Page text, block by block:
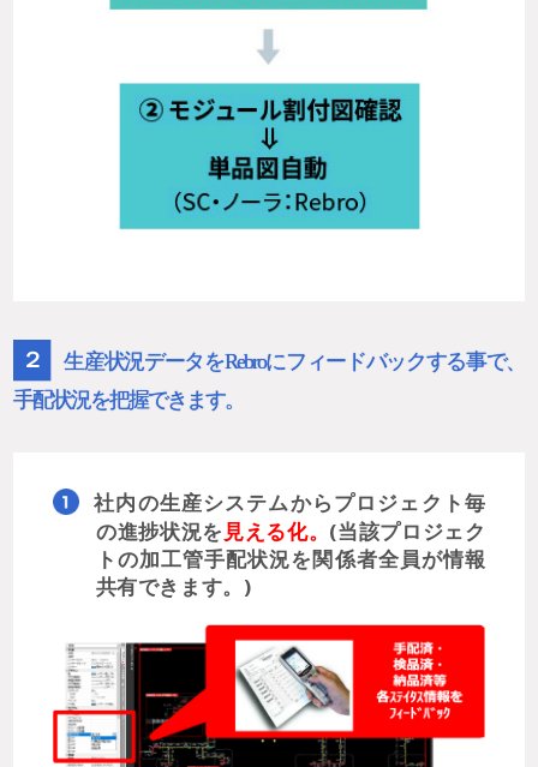
２
生産状況データをRebroにフィードバックする事で、
手配状況を把握できます。
社内の生産システムからプロジェクト毎
の進捗状況を 見える化。 (当該プロジェク
トの加工管手配状況を関係者全員が情報
共有できます。)